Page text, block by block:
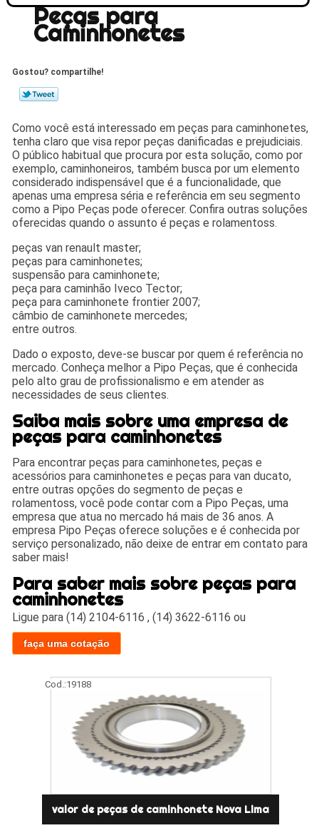
Peças para
Caminhonetes
Gostou? compartilhe!
Como você está interessado em peças para caminhonetes,
tenha claro que visa repor peças danificadas e prejudiciais.
O público habitual que procura por esta solução, como por
exemplo, caminhoneiros, também busca por um elemento
considerado indispensável que é a funcionalidade, que
apenas uma empresa séria e referência em seu segmento
como a Pipo Peças pode oferecer. Confira outras soluções
oferecidas quando o assunto é peças e rolamentoss.
peças van renault master;
peças para caminhonetes;
suspensão para caminhonete;
peça para caminhão Iveco Tector;
peça para caminhonete frontier 2007;
câmbio de caminhonete mercedes;
entre outros.
Dado o exposto, deve-se buscar por quem é referência no
mercado. Conheça melhor a Pipo Peças, que é conhecida
pelo alto grau de profissionalismo e em atender as
necessidades de seus clientes.
Saiba mais sobre uma empresa de
peças para caminhonetes
Para encontrar peças para caminhonetes, peças e
acessórios para caminhonetes e peças para van ducato,
entre outras opções do segmento de peças e
rolamentoss, você pode contar com a Pipo Peças, uma
empresa que atua no mercado há mais de 36 anos. A
empresa Pipo Peças oferece soluções e é conhecida por
serviço personalizado, não deixe de entrar em contato para
saber mais!
Para saber mais sobre peças para
caminhonetes
Ligue para(14) 2104-6116 ,(14) 3622-6116 ou
faça uma cotação
Cod.:19188
valor de peças de caminhonete Nova Lima